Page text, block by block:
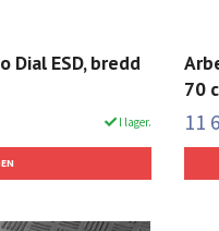
ESD, bredd
I lager.
70
11